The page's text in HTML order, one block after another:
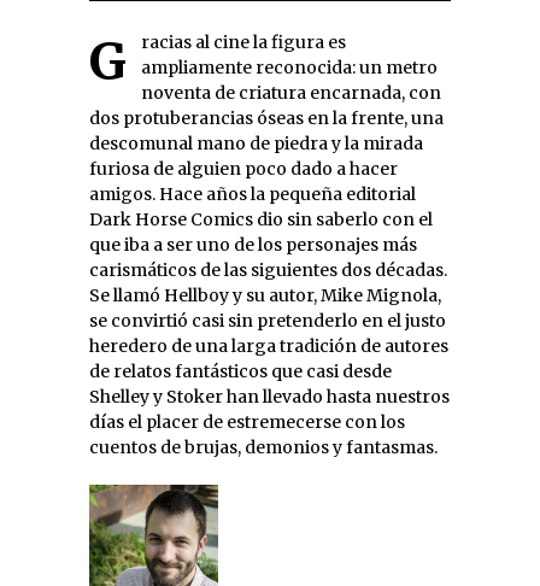
Gracias al cine la figura es
ampliamente reconocida: un metro
noventa de criatura encarnada, con
dos protuberancias óseas en la frente, una
descomunal mano de piedra y la mirada
furiosa de alguien poco dado a hacer
amigos. Hace años la pequeña editorial
Dark Horse Comics dio sin saberlo con el
que iba a ser uno de los personajes más
carismáticos de las siguientes dos décadas.
Se llamó Hellboy y su autor, Mike Mignola,
se convirtió casi sin pretenderlo en el justo
heredero de una larga tradición de autores
de relatos fantásticos que casi desde
Shelley y Stoker han llevado hasta nuestros
días el placer de estremecerse con los
cuentos de brujas, demonios y fantasmas.